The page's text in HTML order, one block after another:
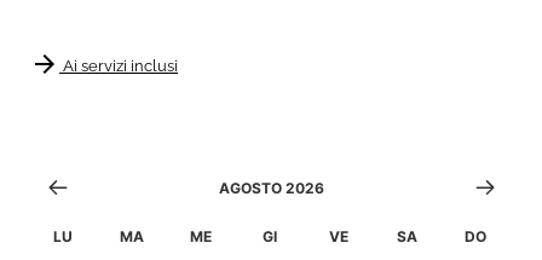
arrow_forward Ai servizi inclusi
AGOSTO 2026
LU MA ME GI VE SA DO